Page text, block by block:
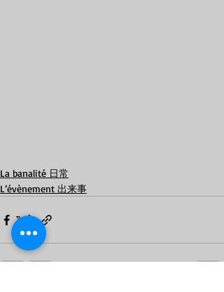
La banalité 日常
L’évènement 出来事